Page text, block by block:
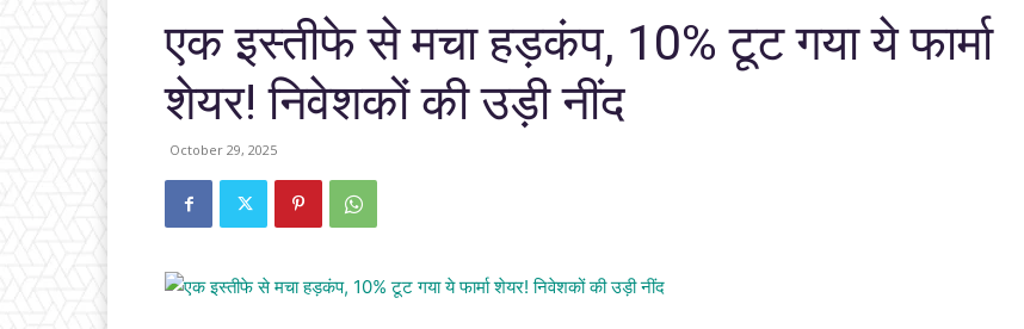
एक इस्तीफे से मचा हड़कंप, 10% टूट गया ये फार्मा
शेयर! निवेशकों की उड़ी नींद
October 29, 2025